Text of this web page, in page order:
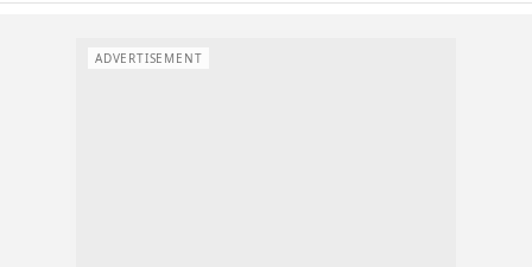
ADVERTISEMENT